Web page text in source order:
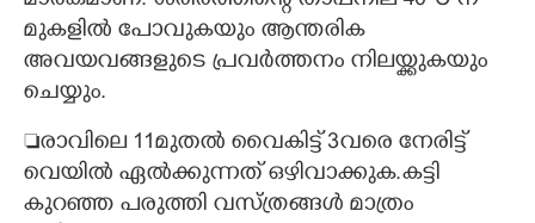
മുകളിൽ പോവുകയും ആന്തരിക
അവയവങ്ങളുടെ പ്രവർത്തനം നിലയ്ക്കുകയും
ചെയ്യും.
രാവിലെ 11മുതൽ വൈകിട്ട് 3വരെ നേരിട്ട്
വെയിൽ ഏൽക്കുന്നത് ഒഴിവാക്കുക.കട്ടി
കുറഞ്ഞ പരുത്തി വസ്ത്രങ്ങൾ മാത്രം